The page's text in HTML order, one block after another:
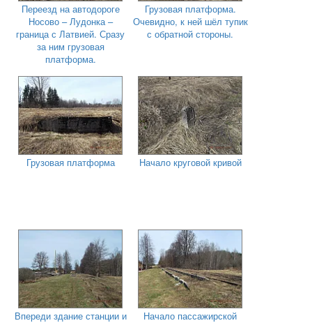
Переезд на автодороге
Носово – Лудонка –
граница с Латвией. Сразу
за ним грузовая
платформа.
Грузовая платформа.
Очевидно, к ней шёл тупик
с обратной стороны.
Грузовая платформа Начало круговой кривой
Впереди здание станции и
Начало пассажирской